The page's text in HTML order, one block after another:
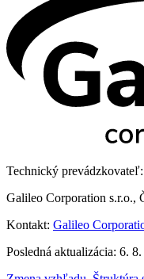
Technický prevádzkovateľ:
Galileo Corporation s.r.o.,
Kontakt: Galileo
Posledná aktualizácia: 6.